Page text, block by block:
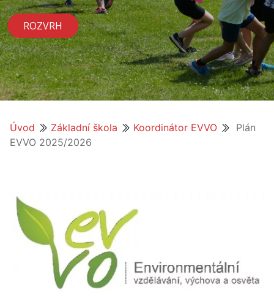
ROZVRH
Úvod Základní škola Koordinátor EVVO
Plán
EVVO 2025/2026